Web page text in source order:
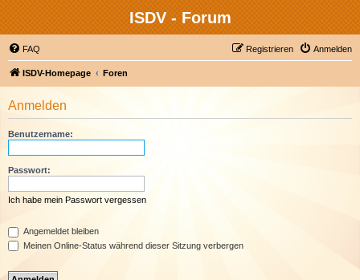
ISDV - Forum
FAQ Anmelden
Registrieren
ISDV-Homepage Foren
Anmelden
Benutzername:
Passwort:
Ich habe mein Passwort vergessen
Angemeldet bleiben
Meinen Online-Status während dieser Sitzung verbergen